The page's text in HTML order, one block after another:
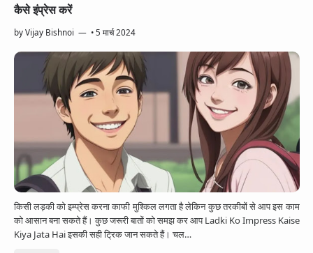
कैसे इंप्रेस करें
byVijay Bishnoi •5 मार्च 2024
किसी लड़की को इम्प्रेस करना काफी मुश्किल लगता है लेकिन कुछ तरकीबों से आप इस काम
को आसान बना सकते हैं। कुछ जरूरी बातों को समझ कर आप Ladki Ko Impress Kaise
Kiya Jata Hai इसकी सही ट्रिक जान सकते हैं। चल…